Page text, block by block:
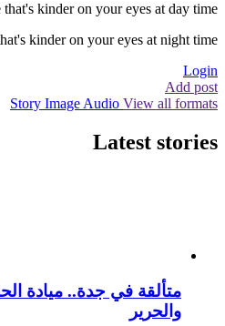
kinder on your eyes at day time.
kinder on your eyes at night time.
Login
Add post
Story Image Audio View all formats
Latest stories
متألقة في جدة.. ميادة
والحرير